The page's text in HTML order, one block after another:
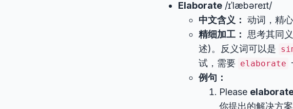
Elaborate /ɪˈlæbəreɪt/
中文含义： 动词，精
精细加工：
思考其同
述)。反义词可以是
试，需要 elaborate
例句：
Please
你提出的解决方案